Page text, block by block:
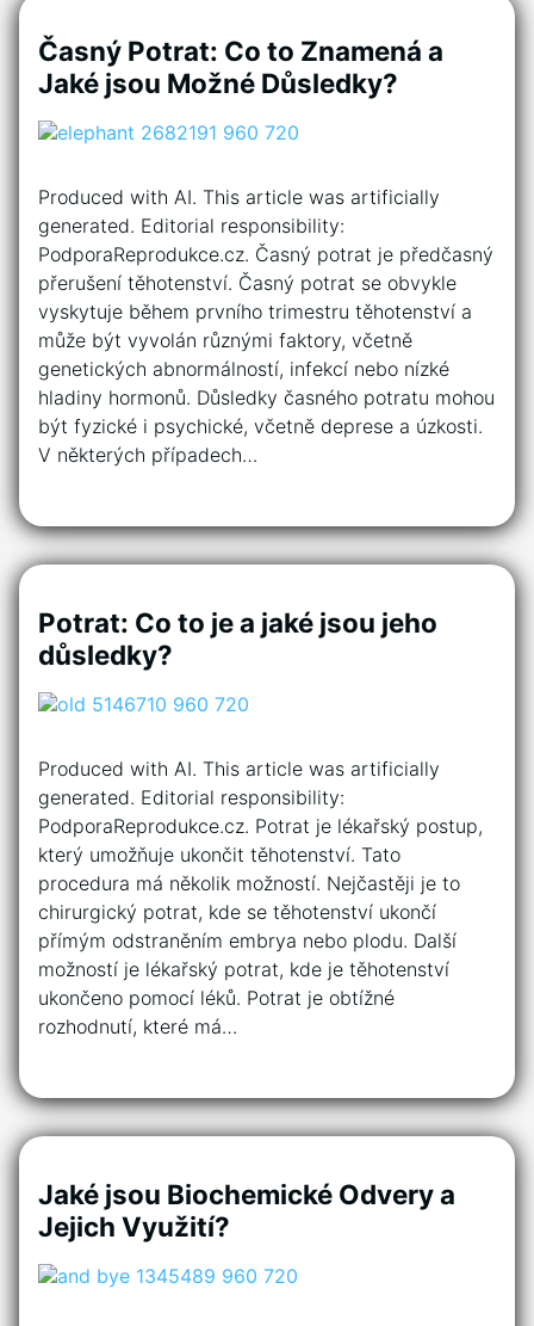
Časný Potrat: Co to Znamená a
Jaké jsou Možné Důsledky?
Produced with AI. This article was artificially
generated. Editorial responsibility:
PodporaReprodukce.cz. Časný potrat je předčasný
přerušení těhotenství. Časný potrat se obvykle
vyskytuje během prvního trimestru těhotenství a
může být vyvolán různými faktory, včetně
genetických abnormálností, infekcí nebo nízké
hladiny hormonů. Důsledky časného potratu mohou
být fyzické i psychické, včetně deprese a úzkosti.
V některých případech…
Potrat: Co to je a jaké jsou jeho
důsledky?
Produced with AI. This article was artificially
generated. Editorial responsibility:
PodporaReprodukce.cz. Potrat je lékařský postup,
který umožňuje ukončit těhotenství. Tato
procedura má několik možností. Nejčastěji je to
chirurgický potrat, kde se těhotenství ukončí
přímým odstraněním embrya nebo plodu. Další
možností je lékařský potrat, kde je těhotenství
ukončeno pomocí léků. Potrat je obtížné
rozhodnutí, které má…
Jaké jsou Biochemické Odvery a
Jejich Využití?